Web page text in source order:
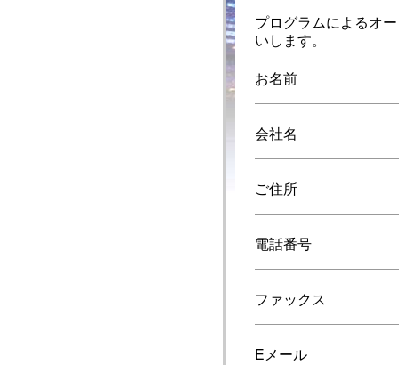
プログラムによるオ
いします。
お名前
会社名
ご住所
電話番号
ファックス
Eメール